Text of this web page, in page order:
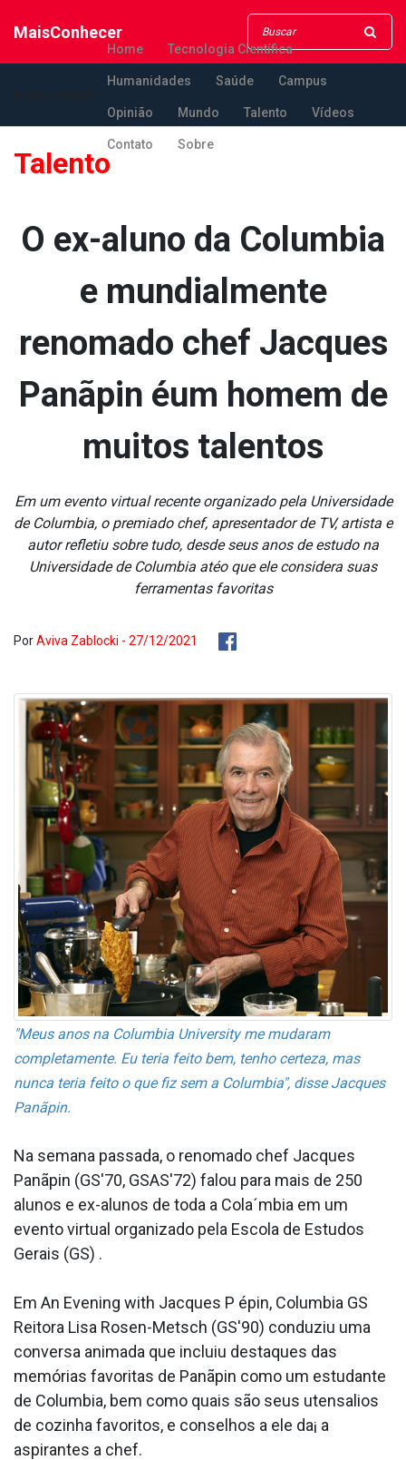
MaisConhecer
Home Tecnologia Científica
Humanidades Saúde Campus
Opinião Mundo Talento Vídeos
Contato Sobre
Talento
O ex-aluno da Columbia
e mundialmente
renomado chef Jacques
Panãpin éum homem de
muitos talentos
Em um evento virtual recente organizado pela Universidade
de Columbia, o premiado chef, apresentador de TV, artista e
autor refletiu sobre tudo, desde seus anos de estudo na
Universidade de Columbia atéo que ele considera suas
ferramentas favoritas
PorAviva Zablocki - 27/12/2021
"Meus anos na Columbia University me mudaram
completamente. Eu teria feito bem, tenho certeza, mas
nunca teria feito o que fiz sem a Columbia", disse Jacques
Panãpin.
Na semana passada, o renomado chef Jacques
Panãpin (GS'70, GSAS'72) falou para mais de 250
alunos e ex-alunos de toda a Cola´mbia em um
evento virtual organizado pela Escola de Estudos
Gerais (GS) .
Em An Evening with Jacques P épin, Columbia GS
Reitora Lisa Rosen-Metsch (GS'90) conduziu uma
conversa animada que incluiu destaques das
memórias favoritas de Panãpin como um estudante
de Columbia, bem como quais são seus utensa­lios
de cozinha favoritos, e conselhos a ele da¡ a
aspirantes a chef.